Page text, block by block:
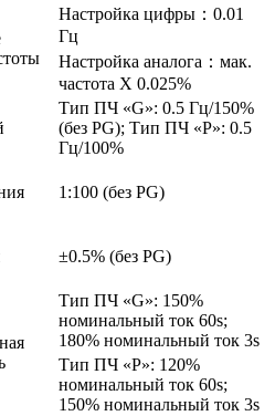
Настройка цифры：0.01
Гц
Настройка аналога：мак.
частота X 0.025%
Тип ПЧ «G»: 0.5 Гц/150%
(без PG); Тип ПЧ «P»: 0.5
Гц/100%
1:100 (без PG)
±0.5% (без PG)
Тип ПЧ «G»: 150%
номинальный ток 60s;
180% номинальный ток 3s
Тип ПЧ «P»: 120%
номинальный ток 60s;
150% номинальный ток 3s